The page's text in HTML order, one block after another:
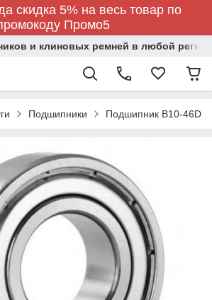
скидка 5% на весь товар по
Промо5
и клиновых ремней в любой регион
Подшипники Подшипник B10-46D